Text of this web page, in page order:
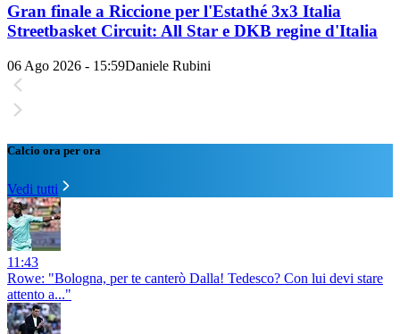
Gran finale a Riccione per l'Estathé 3x3 Italia
Streetbasket Circuit: All Star e DKB regine d'Italia
06 Ago 2026 - 15:59Daniele Rubini
Calcio ora per ora
Vedi tutti
11:43
Rowe: "Bologna, per te canterò Dalla! Tedesco? Con lui devi stare
attento a..."